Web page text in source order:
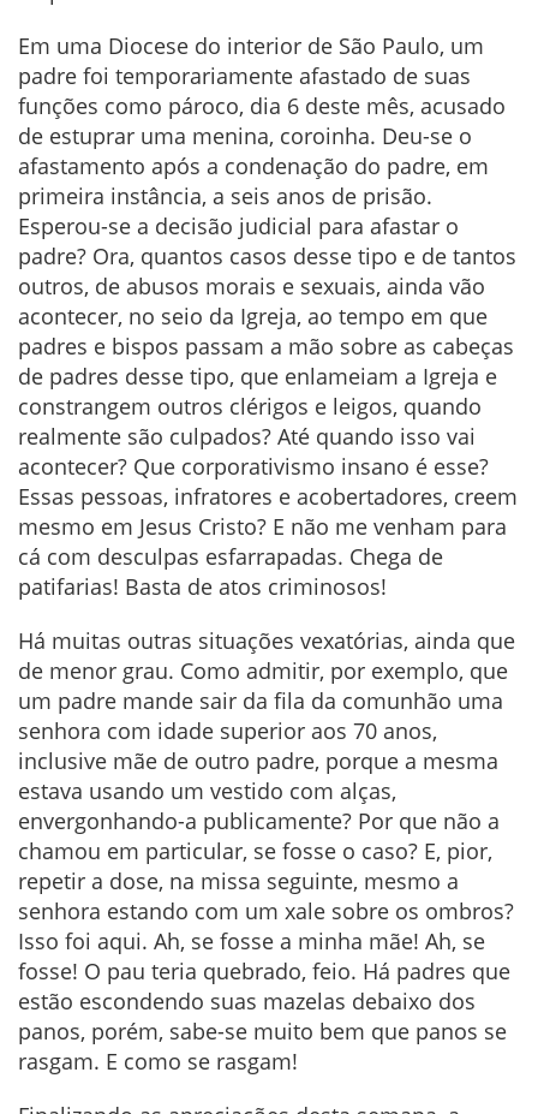
Em uma Diocese do interior de São Paulo, um
padre foi temporariamente afastado de suas
funções como pároco, dia 6 deste mês, acusado
de estuprar uma menina, coroinha. Deu-se o
afastamento após a condenação do padre, em
primeira instância, a seis anos de prisão.
Esperou-se a decisão judicial para afastar o
padre? Ora, quantos casos desse tipo e de tantos
outros, de abusos morais e sexuais, ainda vão
acontecer, no seio da Igreja, ao tempo em que
padres e bispos passam a mão sobre as cabeças
de padres desse tipo, que enlameiam a Igreja e
constrangem outros clérigos e leigos, quando
realmente são culpados? Até quando isso vai
acontecer? Que corporativismo insano é esse?
Essas pessoas, infratores e acobertadores, creem
mesmo em Jesus Cristo? E não me venham para
cá com desculpas esfarrapadas. Chega de
patifarias! Basta de atos criminosos!
Há muitas outras situações vexatórias, ainda que
de menor grau. Como admitir, por exemplo, que
um padre mande sair da fila da comunhão uma
senhora com idade superior aos 70 anos,
inclusive mãe de outro padre, porque a mesma
estava usando um vestido com alças,
envergonhando-a publicamente? Por que não a
chamou em particular, se fosse o caso? E, pior,
repetir a dose, na missa seguinte, mesmo a
senhora estando com um xale sobre os ombros?
Isso foi aqui. Ah, se fosse a minha mãe! Ah, se
fosse! O pau teria quebrado, feio. Há padres que
estão escondendo suas mazelas debaixo dos
panos, porém, sabe-se muito bem que panos se
rasgam. E como se rasgam!